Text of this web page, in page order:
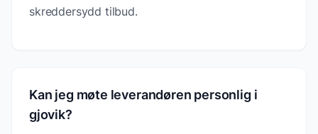
skreddersydd tilbud.
Kan jeg møte leverandøren personlig i
gjovik?